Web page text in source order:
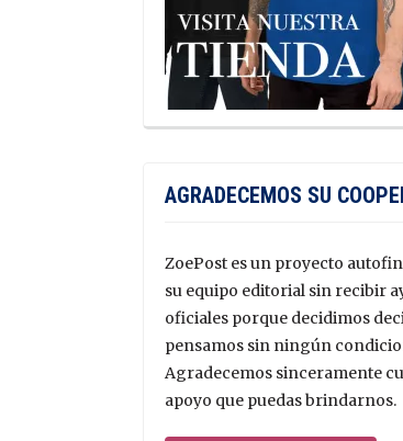
AGRADECEMOS SU
ZoePost es un proyecto
su equipo editorial sin recibir
oficiales porque decidimos
pensamos sin ningún
Agradecemos sinceramente
apoyo que puedas brindarnos.